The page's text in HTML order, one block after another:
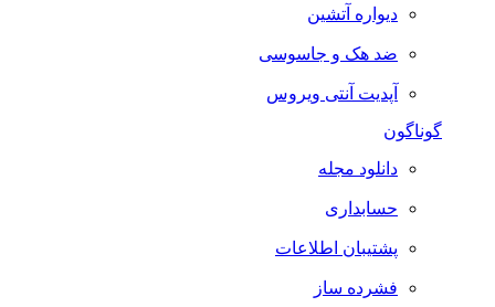
دیواره آتشین
ضد هک و جاسوسی
آپدیت آنتی ویروس
گوناگون
دانلود مجله
حسابداری
پشتیبان اطلاعات
فشرده ساز